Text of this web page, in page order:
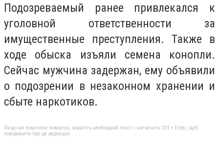
Подозреваемый ранее привлекался к
уголовной ответственности за
имущественные преступления. Также в
ходе обыска изъяли семена конопли.
Сейчас мужчина задержан, ему объявили
о подозрении в незаконном хранении и
сбыте наркотиков.
Якщо ви помітили помилку, виділіть необхідний текст і натисніть Ctrl + Enter, щоб
повідомити про це редакцію